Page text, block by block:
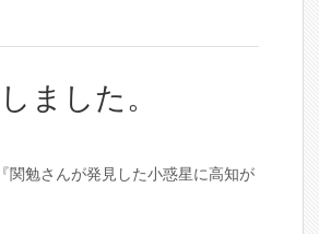
ました。
勉さんが発見した小惑星に高知が